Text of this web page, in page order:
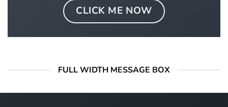
CLICK ME NOW
FULL WIDTH MESSAGE BOX